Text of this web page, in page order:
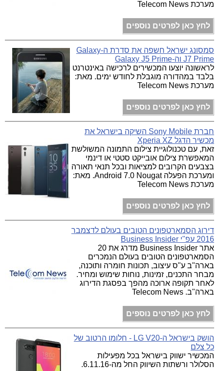
מערכת Telecom News
לחץ כאן לפרטים נוספים
סמסונג ישראל חשפה את סדרת ה-Galaxy
J7 Prime וה-Galaxy J5 Prime
לראשונה יוצעו המכשירים לרכישה באינטרנט
בלבד במהדורה מוגבלת לחודש ימים. מאת:
מערכת Telecom News
לחץ כאן לפרטים נוספים
חברת Sony Mobile השיקה בישראל את
מכשיר הדגל Xperia XZ
זאת, עם טכנולוגיית צילום התמונה המשולשת
המאפשרת צילום אובייקט סטטי או דינמי
בצבעים הקרובים למציאות ובכל תנאי תאורה
ומערכת הפעלה Android 7.0 Nougat. מאת:
מערכת Telecom News
לחץ כאן לפרטים נוספים
דירוג הסמארטפונים הטובים בעולם לדצמבר
2016 עפ"י Business Insider
אתר Business Insider מדרג את 20
הסמארטפונים הטובים בעולם הנמכרים
בארה"ב ע"ס עיצוב, תכונות חומרה ותוכנה,
מבחר התכנים, זמינות, נוחות שימוש ומחיר.
לאחר תקופה ארוכה מהפך בפסגת הדירוג
בארה"ב. Telecom News
לחץ כאן לפרטים נוספים
הושק בישראל ה-LG V20 - חלומו הרטוב של
כל צלם
המכשיר ישווק בישראל בכל מפעילות
הסלולר ורשתות השיווק החל מה-6.11.16.